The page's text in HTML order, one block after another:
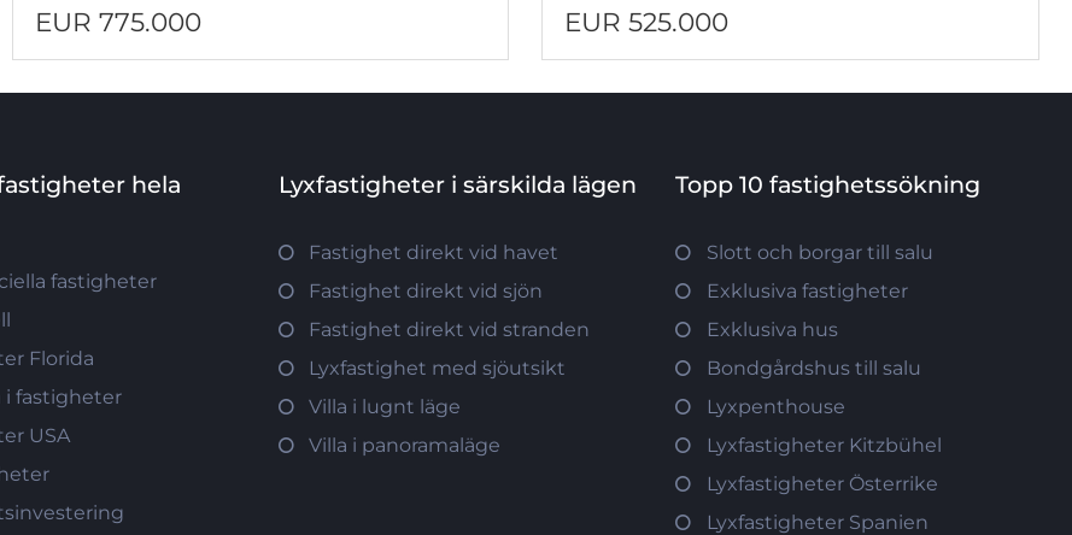
EUR 775.000 EUR 525.000
hela
fastigheter
Florida
i fastigheter
USA
Lyxfastigheter i särskilda lägen
Fastighet direkt vid havet
Fastighet direkt vid sjön
Fastighet direkt vid stranden
Lyxfastighet med sjöutsikt
Villa i lugnt läge
Villa i panoramaläge
Topp 10 fastighetssökning
Slott och borgar till salu
Exklusiva fastigheter
Exklusiva hus
Bondgårdshus till salu
Lyxpenthouse
Lyxfastigheter Kitzbühel
Lyxfastigheter Österrike
Lyxfastigheter Spanien